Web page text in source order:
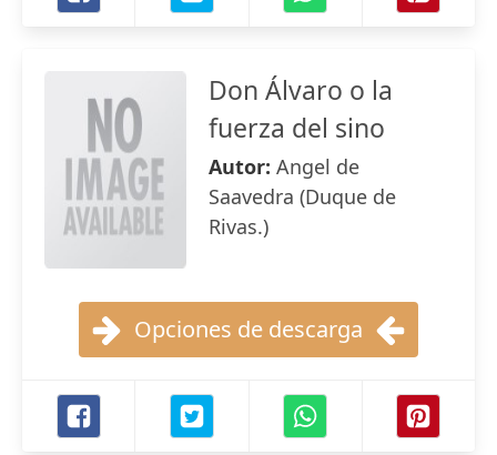
Don Álvaro o la
fuerza del sino
Autor: Angel de
Saavedra (Duque de
Rivas.)
Opciones de descarga